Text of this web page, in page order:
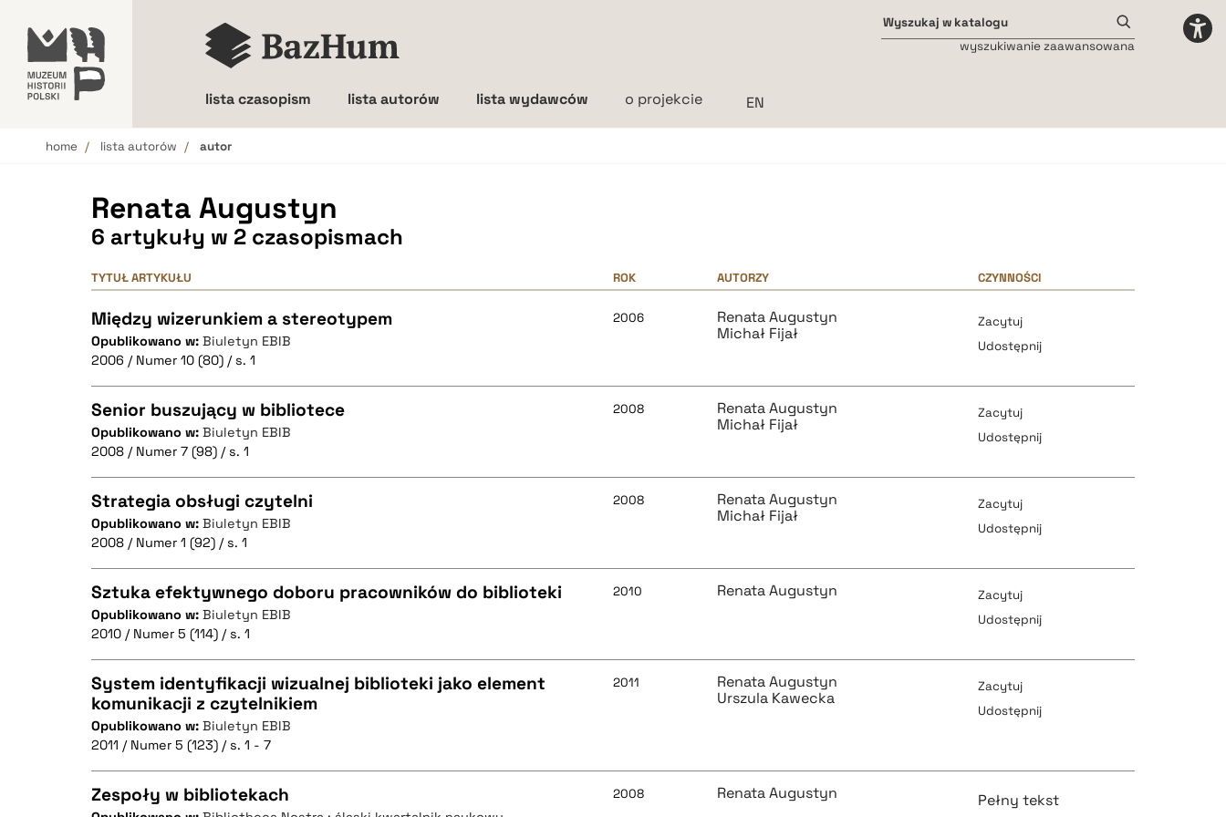
lista czasopism lista autorów lista wydawców o projekcie
wyszukiwanie zaawansowana
home lista autorów autor
Renata Augustyn
6 artykuły w 2 czasopismach
TYTUŁ ARTYKUŁU ROK AUTORZY CZYNNOŚCI
Między wizerunkiem a stereotypem
Opublikowano w: Biuletyn EBIB
2006 / Numer 10 (80) / s. 1
2006
Renata Augustyn
Michał Fijał
Zacytuj
Udostępnij
CZYSTY TEKST
pobierz cytat
BIBTEX
pobierz cytat
Senior buszujący w bibliotece
Opublikowano w: Biuletyn EBIB
2008 / Numer 7 (98) / s. 1
2008
Renata Augustyn
Michał Fijał
Zacytuj
Udostępnij
CZYSTY TEKST
pobierz cytat
BIBTEX
pobierz cytat
Strategia obsługi czytelni
Opublikowano w: Biuletyn EBIB
2008 / Numer 1 (92) / s. 1
2008
Renata Augustyn
Michał Fijał
Zacytuj
Udostępnij
CZYSTY TEKST
pobierz cytat
BIBTEX
pobierz cytat
Sztuka efektywnego doboru pracowników do biblioteki
Opublikowano w: Biuletyn EBIB
2010 / Numer 5 (114) / s. 1
2010 Renata Augustyn
Zacytuj
Udostępnij
CZYSTY TEKST
pobierz cytat
System identyfikacji wizualnej biblioteki jako element
komunikacji z czytelnikiem
Opublikowano w: Biuletyn EBIB
2011 / Numer 5 (123) / s. 1 - 7
2011
Renata Augustyn
Urszula Kawecka
Zacytuj
Udostępnij
Zespoły w bibliotekach 2008 Renata Augustyn Pełny tekst